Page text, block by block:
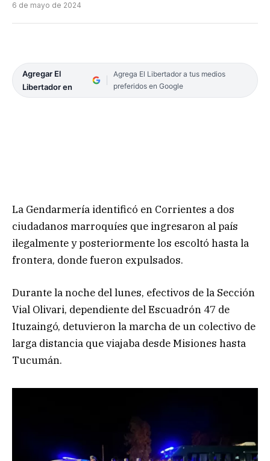
6 de mayo de 2024
Agregar El
Libertador en
Agrega El Libertador a tus medios
preferidos en Google
La Gendarmería identificó en Corrientes a dos
ciudadanos marroquíes que ingresaron al país
ilegalmente y posteriormente los escoltó hasta la
frontera, donde fueron expulsados.
Durante la noche del lunes, efectivos de la Sección
Vial Olivari, dependiente del Escuadrón 47 de
Ituzaingó, detuvieron la marcha de un colectivo de
larga distancia que viajaba desde Misiones hasta
Tucumán.